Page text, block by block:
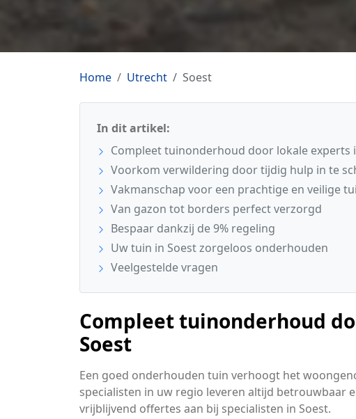
Home Utrecht Soest
In dit artikel:
Compleet tuinonderhoud door lokale experts
Voorkom verwildering door tijdig hulp in te
Vakmanschap voor een prachtige en veilige
Van gazon tot borders perfect verzorgd
Bespaar dankzij de 9% regeling
Uw tuin in Soest zorgeloos onderhouden
Veelgestelde vragen
Compleet tuinonderhoud
Soest
Een goed onderhouden tuin verhoogt het
specialisten in uw regio leveren altijd betrouwbaar
vrijblijvend offertes aan bij specialisten in Soest.